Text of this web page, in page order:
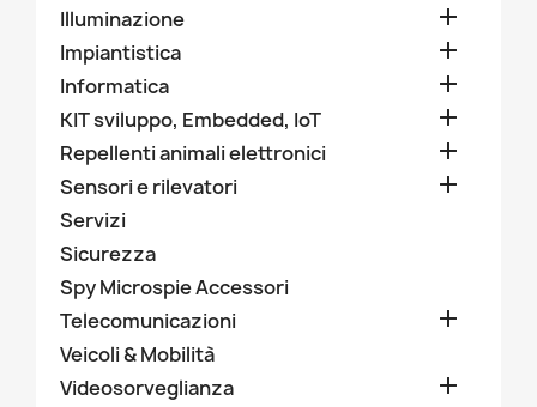
Illuminazione 
Impiantistica 
Informatica 
KIT sviluppo, Embedded, IoT 
Repellenti animali elettronici 
Sensori e rilevatori 
Servizi
Sicurezza
Spy Microspie Accessori
Telecomunicazioni

Veicoli & Mobilità
Videosorveglianza
